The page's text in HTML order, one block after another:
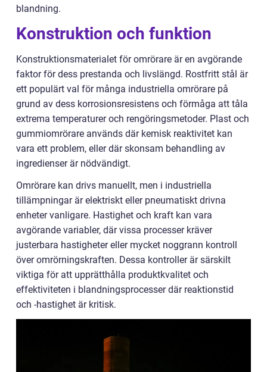
blandning.
Konstruktion och funktion
Konstruktionsmaterialet för omrörare är en avgörande
faktor för dess prestanda och livslängd. Rostfritt stål är
ett populärt val för många industriella omrörare på
grund av dess korrosionsresistens och förmåga att tåla
extrema temperaturer och rengöringsmetoder. Plast och
gummiomrörare används där kemisk reaktivitet kan
vara ett problem, eller där skonsam behandling av
ingredienser är nödvändigt.
Omrörare kan drivs manuellt, men i industriella
tillämpningar är elektriskt eller pneumatiskt drivna
enheter vanligare. Hastighet och kraft kan vara
avgörande variabler, där vissa processer kräver
justerbara hastigheter eller mycket noggrann kontroll
över omrörningskraften. Dessa kontroller är särskilt
viktiga för att upprätthålla produktkvalitet och
effektiviteten i blandningsprocesser där reaktionstid
och -hastighet är kritisk.